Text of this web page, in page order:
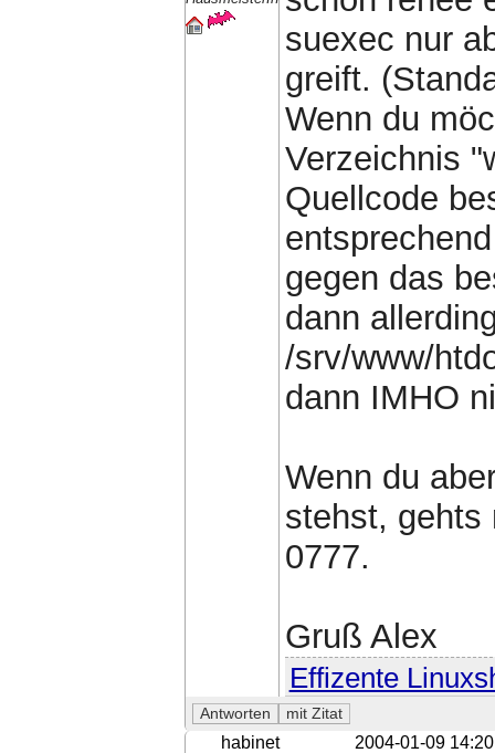
suexec nur
greift.
Wenn du
Verzeichnis
Quellcode
gegen das
dann
/srv/www/
dann IMHO
Wenn du
stehst, gehts
0777.
Gruß Alex
Effizente
habinet 2004-01-09 14:20